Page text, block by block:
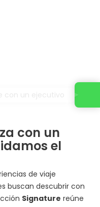
con un
el
de viaje
buscan descubrir con
Signature reúne